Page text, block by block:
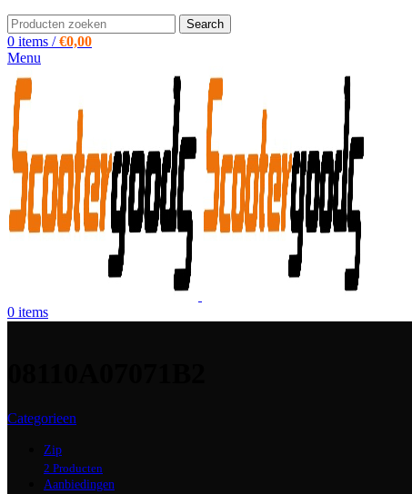
Search
0 items / €0,00
Menu
0 items
Categorieen
Zip
2 Producten
Aanbiedingen